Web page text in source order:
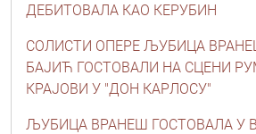
ДЕБИТОВАЛА КАО КЕРУБИН
СОЛИСТИ ОПЕРЕ ЉУБИЦА
БАЈИЋ ГОСТОВАЛИ НА СЦЕНИ
КРАЈОВИ У "ДОН КАРЛОСУ"
ЉУБИЦА ВРАНЕШ ГОСТОВАЛА У